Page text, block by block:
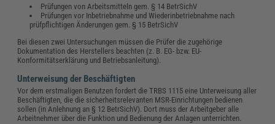
Prüfungen von Arbeitsmitteln gem. § 14 BetrSichV
Prüfungen vor Inbetriebnahme und Wiederinbetriebnahme nach
prüfpflichtigen Änderungen gem. § 15 BetrSichV
Bei diesen zwei Untersuchungen müssen die Prüfer die zugehörige
Dokumentation des Herstellers beachten (z. B. EG- bzw. EU-
Konformitätserklärung und Betriebsanleitung).
Unterweisung der Beschäftigten
Vor dem erstmaligen Benutzen fordert die TRBS 1115 eine Unterweisung aller
Beschäftigten, die die sicherheitsrelevanten MSR-Einrichtungen bedienen
sollen (in Anlehnung an § 12 BetrSichV). Dort muss der Arbeitgeber alle
Arbeitnehmer über die Funktion und Bedienung der Anlagen unterrichten.